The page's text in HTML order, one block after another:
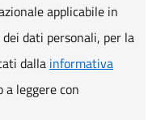
applicabile in
dati personali, per la
dalla informativa
leggere con